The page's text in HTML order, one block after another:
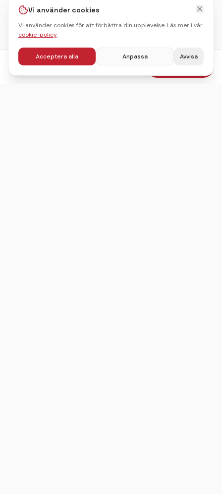
fr.575kr/pers Boka julbord
Vi använder cookies
Vi använder cookies för att förbättra din upplevelse. Läs mer i vår
cookie-policy.
Acceptera alla Anpassa Avvisa